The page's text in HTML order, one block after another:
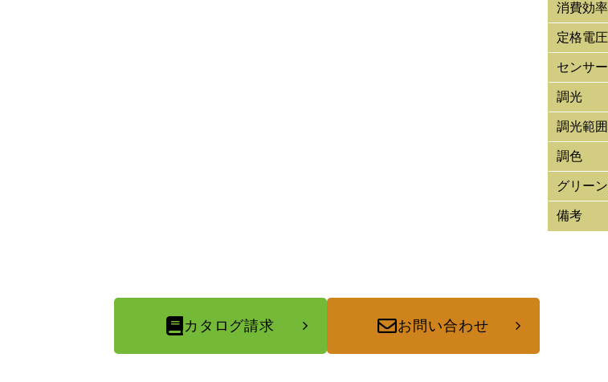
消費効率
定格電圧
センサー
調光
調光範囲
調色
グリー
備考
カタログ請求 お問い合わせ